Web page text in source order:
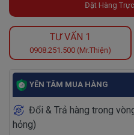
Đặt Hàng
TƯ VẤN 1
0908.251.500 (Mr.Thiện)
YÊN TÂM MUA HÀNG
Đổi & Trả hàng trong
hỏng)